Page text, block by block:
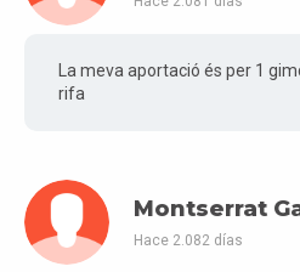
La meva aportació és per 1
rifa
Montserrat
Hace 2.082 días